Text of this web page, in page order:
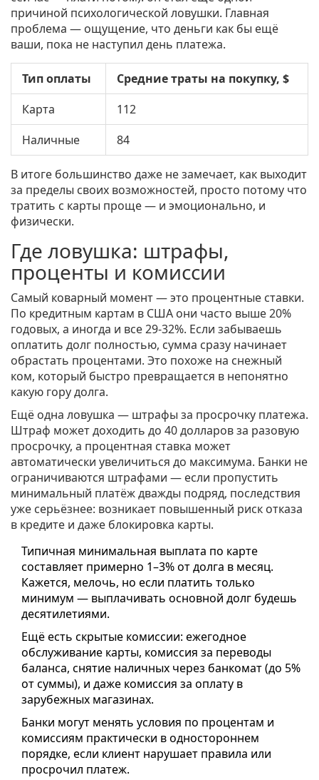
причиной психологической ловушки. Главная
проблема — ощущение, что деньги как бы ещё
ваши, пока не наступил день платежа.
Тип оплаты
Средние траты на покупку, $
Карта
112
Наличные
84
В итоге большинство даже не замечает, как выходит
за пределы своих возможностей, просто потому что
тратить с карты проще — и эмоционально, и
физически.
Где ловушка: штрафы,
проценты и комиссии
Самый коварный момент — это процентные ставки.
По кредитным картам в США они часто выше 20%
годовых, а иногда и все 29-32%. Если забываешь
оплатить долг полностью, сумма сразу начинает
обрастать процентами. Это похоже на снежный
ком, который быстро превращается в непонятно
какую гору долга.
Ещё одна ловушка — штрафы за просрочку платежа.
Штраф может доходить до 40 долларов за разовую
просрочку, а процентная ставка может
автоматически увеличиться до максимума. Банки не
ограничиваются штрафами — если пропустить
минимальный платёж дважды подряд, последствия
уже серьёзнее: возникает повышенный риск отказа
в кредите и даже блокировка карты.
Типичная минимальная выплата по карте
составляет примерно 1–3% от долга в месяц.
Кажется, мелочь, но если платить только
минимум — выплачивать основной долг будешь
десятилетиями.
Ещё есть скрытые комиссии: ежегодное
обслуживание карты, комиссия за переводы
баланса, снятие наличных через банкомат (до 5%
от суммы), и даже комиссия за оплату в
зарубежных магазинах.
Банки могут менять условия по процентам и
комиссиям практически в одностороннем
порядке, если клиент нарушает правила или
просрочил платеж.